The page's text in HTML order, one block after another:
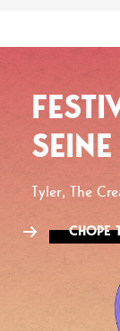
SEINE
Tyler, The
CHOPE